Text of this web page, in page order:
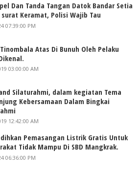
Dan Tanda Tangan Datok Bandar Setia
surat Keramat, Polisi Wajib Tau
07:39:00 PM
Atas Di Bunuh Oleh Pelaku
03:00:00 AM
Silaturahmi, dalam kegiatan Tema
Kebersamaan Dalam Bingkai
12:42:00 AM
Pemasangan Listrik Gratis Untuk
Tidak Mampu Di SBD Mangkrak.
06:36:00 PM